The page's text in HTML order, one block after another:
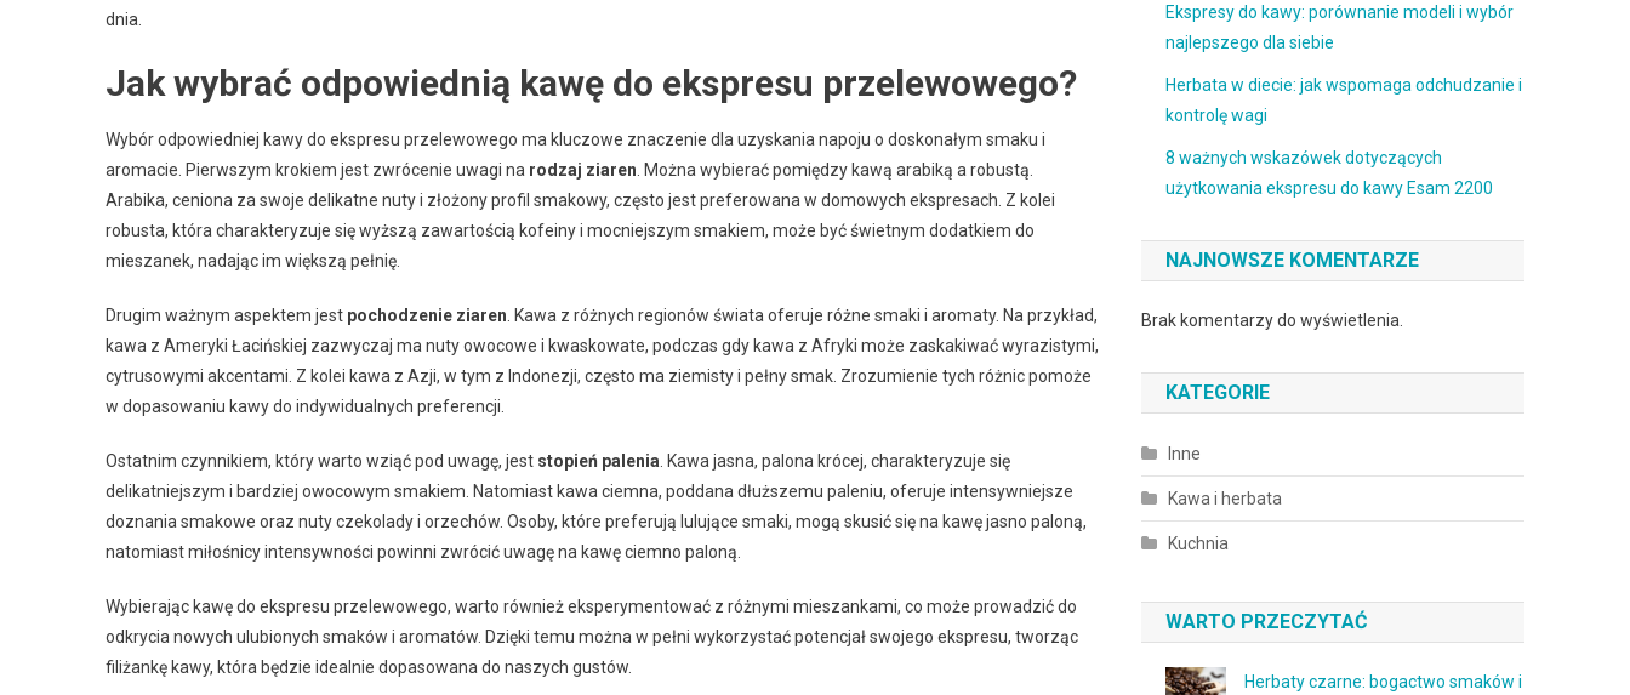
dnia.
Jak wybrać odpowiednią kawę do ekspresu przelewowego?
Wybór odpowiedniej kawy do ekspresu przelewowego ma kluczowe znaczenie dla uzyskania napoju o doskonałym smaku i
aromacie. Pierwszym krokiem jest zwrócenie uwagi na rodzaj ziaren . Można wybierać pomiędzy kawą arabiką a robustą.
Arabika, ceniona za swoje delikatne nuty i złożony profil smakowy, często jest preferowana w domowych ekspresach. Z kolei
robusta, która charakteryzuje się wyższą zawartością kofeiny i mocniejszym smakiem, może być świetnym dodatkiem do
mieszanek, nadając im większą pełnię.
Drugim ważnym aspektem jest pochodzenie ziaren . Kawa z różnych regionów świata oferuje różne smaki i aromaty. Na przykład,
kawa z Ameryki Łacińskiej zazwyczaj ma nuty owocowe i kwaskowate, podczas gdy kawa z Afryki może zaskakiwać wyrazistymi,
cytrusowymi akcentami. Z kolei kawa z Azji, w tym z Indonezji, często ma ziemisty i pełny smak. Zrozumienie tych różnic pomoże
w dopasowaniu kawy do indywidualnych preferencji.
Ostatnim czynnikiem, który warto wziąć pod uwagę, jest stopień palenia . Kawa jasna, palona krócej, charakteryzuje się
delikatniejszym i bardziej owocowym smakiem. Natomiast kawa ciemna, poddana dłuższemu paleniu, oferuje intensywniejsze
doznania smakowe oraz nuty czekolady i orzechów. Osoby, które preferują lulujące smaki, mogą skusić się na kawę jasno paloną,
natomiast miłośnicy intensywności powinni zwrócić uwagę na kawę ciemno paloną.
Wybierając kawę do ekspresu przelewowego, warto również eksperymentować z różnymi mieszankami, co może prowadzić do
odkrycia nowych ulubionych smaków i aromatów. Dzięki temu można w pełni wykorzystać potencjał swojego ekspresu, tworząc
filiżankę kawy, która będzie idealnie dopasowana do naszych gustów.
Ekspresy do kawy: porównanie modeli i wybór
najlepszego dla siebie
Herbata w diecie: jak wspomaga odchudzanie i
kontrolę wagi
8 ważnych wskazówek dotyczących
użytkowania ekspresu do kawy Esam 2200
NAJNOWSZE KOMENTARZE
Brak komentarzy do wyświetlenia.
KATEGORIE
Inne
Kawa i herbata
Kuchnia
WARTO PRZECZYTAĆ
Herbaty czarne: bogactwo smaków i